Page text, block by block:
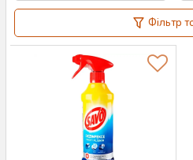
Фільтр